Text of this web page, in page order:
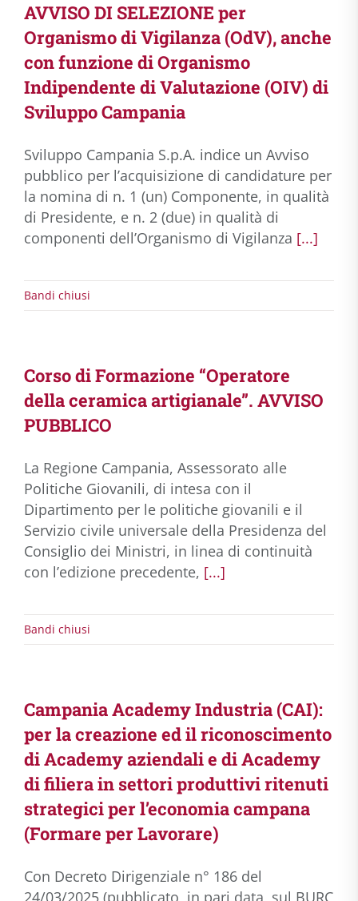
AVVISO DI SELEZIONE per
Organismo di Vigilanza (OdV), anche
con funzione di Organismo
Indipendente di Valutazione (OIV) di
Sviluppo Campania
Sviluppo Campania S.p.A. indice un Avviso
pubblico per l’acquisizione di candidature per
la nomina di n. 1 (un) Componente, in qualità
di Presidente, e n. 2 (due) in qualità di
componenti dell’Organismo di Vigilanza [...]
Bandi chiusi
Corso di Formazione “Operatore
della ceramica artigianale”. AVVISO
PUBBLICO
La Regione Campania, Assessorato alle
Politiche Giovanili, di intesa con il
Dipartimento per le politiche giovanili e il
Servizio civile universale della Presidenza del
Consiglio dei Ministri, in linea di continuità
con l’edizione precedente, [...]
Bandi chiusi
Campania Academy Industria (CAI):
per la creazione ed il riconoscimento
di Academy aziendali e di Academy
di filiera in settori produttivi ritenuti
strategici per l’economia campana
(Formare per Lavorare)
Con Decreto Dirigenziale n° 186 del
24/03/2025 (pubblicato, in pari data, sul BURC